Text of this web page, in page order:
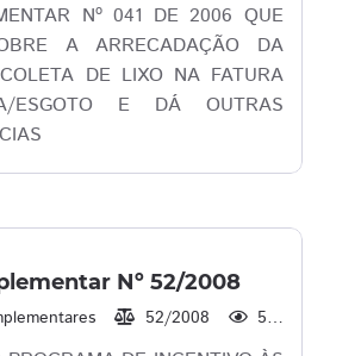
Nº 041 DE 2006 QUE
A ARRECADAÇÃO DA
DE LIXO NA FATURA
ESGOTO E DÁ OUTRAS
Nº 52/2008
52/2008 583